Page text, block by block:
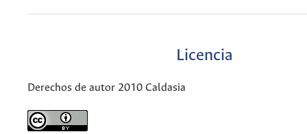
Licencia
Derechos de autor 2010 Caldasia